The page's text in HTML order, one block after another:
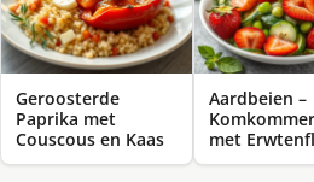
Geroosterde
Paprika met
Couscous en Kaas
Aardbeien –
met